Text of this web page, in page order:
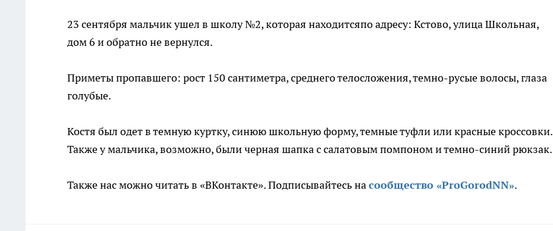
23 сентября мальчик ушел в школу №2, которая находитсяпо адресу: Кстово, улица Школьная,
дом 6 и обратно не вернулся.
Приметы пропавшего: рост 150 сантиметра, среднего телосложения, темно-русые волосы, глаза
голубые.
Костя был одет в темную куртку, синюю школьную форму, темные туфли или красные кроссовки.
Также у мальчика, возможно, были черная шапка с салатовым помпоном и темно-синий рюкзак.
Также нас можно читать в «ВКонтакте». Подписывайтесь насообщество «ProGorodNN».